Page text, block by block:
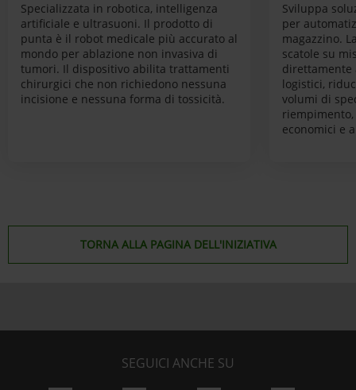
Specializzata in robotica, intelligenza
artificiale e ultrasuoni. Il prodotto di
punta è il robot medicale più accurato al
mondo per ablazione non invasiva di
tumori. Il dispositivo abilita trattamenti
chirurgici che non richiedono nessuna
incisione e nessuna forma di tossicità.
Sviluppa
per
magazzino.
scatole su
logistici,
volumi di
economici e
TORNA ALLA PAGINA DELL'INIZIATIVA
SEGUICI ANCHE SU